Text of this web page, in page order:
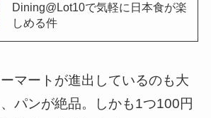
Dining@Lot10で気軽に日本食が楽
しめる件
マートが進出しているのも大
パンが絶品。しかも1つ100円